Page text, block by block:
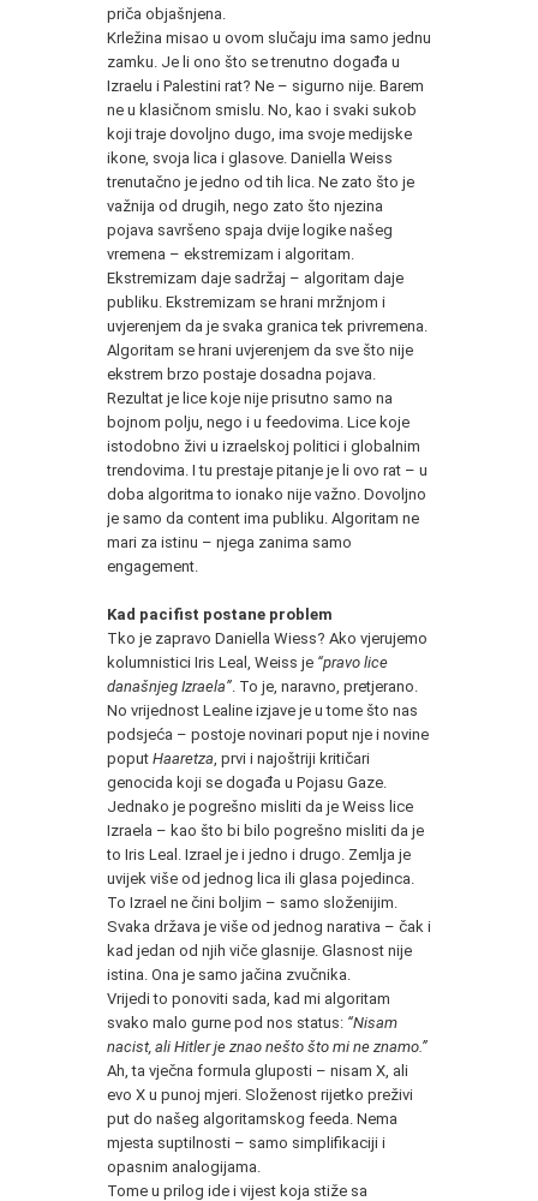
priča objašnjena.
Krležina misao u ovom slučaju ima samo jednu
zamku. Je li ono što se trenutno događa u
Izraelu i Palestini rat? Ne – sigurno nije. Barem
ne u klasičnom smislu. No, kao i svaki sukob
koji traje dovoljno dugo, ima svoje medijske
ikone, svoja lica i glasove. Daniella Weiss
trenutačno je jedno od tih lica. Ne zato što je
važnija od drugih, nego zato što njezina
pojava savršeno spaja dvije logike našeg
vremena – ekstremizam i algoritam.
Ekstremizam daje sadržaj – algoritam daje
publiku. Ekstremizam se hrani mržnjom i
uvjerenjem da je svaka granica tek privremena.
Algoritam se hrani uvjerenjem da sve što nije
ekstrem brzo postaje dosadna pojava.
Rezultat je lice koje nije prisutno samo na
bojnom polju, nego i u feedovima. Lice koje
istodobno živi u izraelskoj politici i globalnim
trendovima. I tu prestaje pitanje je li ovo rat – u
doba algoritma to ionako nije važno. Dovoljno
je samo da content ima publiku. Algoritam ne
mari za istinu – njega zanima samo
engagement.
Kad pacifist postane problem
Tko je zapravo Daniella Wiess? Ako vjerujemo
kolumnistici Iris Leal, Weiss je “pravo lice
današnjeg Izraela” . To je, naravno, pretjerano.
No vrijednost Lealine izjave je u tome što nas
podsjeća – postoje novinari poput nje i novine
poput Haaretza , prvi i najoštriji kritičari
genocida koji se događa u Pojasu Gaze.
Jednako je pogrešno misliti da je Weiss lice
Izraela – kao što bi bilo pogrešno misliti da je
to Iris Leal. Izrael je i jedno i drugo. Zemlja je
uvijek više od jednog lica ili glasa pojedinca.
To Izrael ne čini boljim – samo složenijim.
Svaka država je više od jednog narativa – čak i
kad jedan od njih viče glasnije. Glasnost nije
istina. Ona je samo jačina zvučnika.
Vrijedi to ponoviti sada, kad mi algoritam
svako malo gurne pod nos status: “Nisam
nacist, ali Hitler je znao nešto što mi ne znamo.”
Ah, ta vječna formula gluposti – nisam X, ali
evo X u punoj mjeri. Složenost rijetko preživi
put do našeg algoritamskog feeda. Nema
mjesta suptilnosti – samo simplifikaciji i
opasnim analogijama.
Tome u prilog ide i vijest koja stiže sa